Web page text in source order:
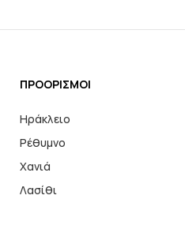
ΠΡΟΟΡΙΣΜΟΙ
Ηράκλειο
Ρέθυμνο
Χανιά
Λασίθι